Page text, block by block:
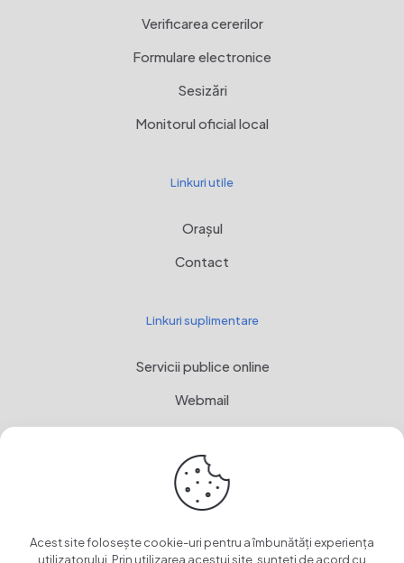
Verificarea cererilor
Formulare electronice
Sesizări
Monitorul oficial local
Linkuri utile
Orașul
Contact
Linkuri suplimentare
Servicii publice online
Webmail
Programul Național de Dezvoltare Rurală, MADR
Stemă
OwnCloud
Acest site folosește cookie-uri pentru a îmbunătăți experiența
utilizatorului. Prin utilizarea acestui site, sunteți de acord cu